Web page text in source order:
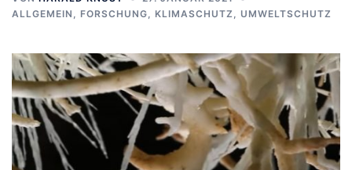
ALLGEMEIN , FORSCHUNG, KLIMASCHUTZ , UMWELTSCHUTZ